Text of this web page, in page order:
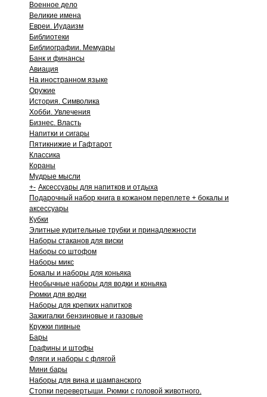
Военное дело
Великие имена
Евреи. Иудаизм
Библиотеки
Библиографии. Мемуары
Банк и финансы
Авиация
На иностранном языке
Оружие
История. Символика
Хобби. Увлечения
Бизнес. Власть
Напитки и сигары
Пятикнижие и Гафтарот
Классика
Кораны
Мудрые мысли
+- Аксессуары для напитков и отдыха
Подарочный набор книга в кожаном переплете + бокалы и
аксессуары
Кубки
Элитные курительные трубки и принадлежности
Наборы стаканов для виски
Наборы со штофом
Наборы микс
Бокалы и наборы для коньяка
Необычные наборы для водки и коньяка
Рюмки для водки
Наборы для крепких напитков
Зажигалки бензиновые и газовые
Кружки пивные
Бары
Графины и штофы
Фляги и наборы с флягой
Мини бары
Наборы для вина и шампанского
Стопки перевертыши. Рюмки с головой животного.